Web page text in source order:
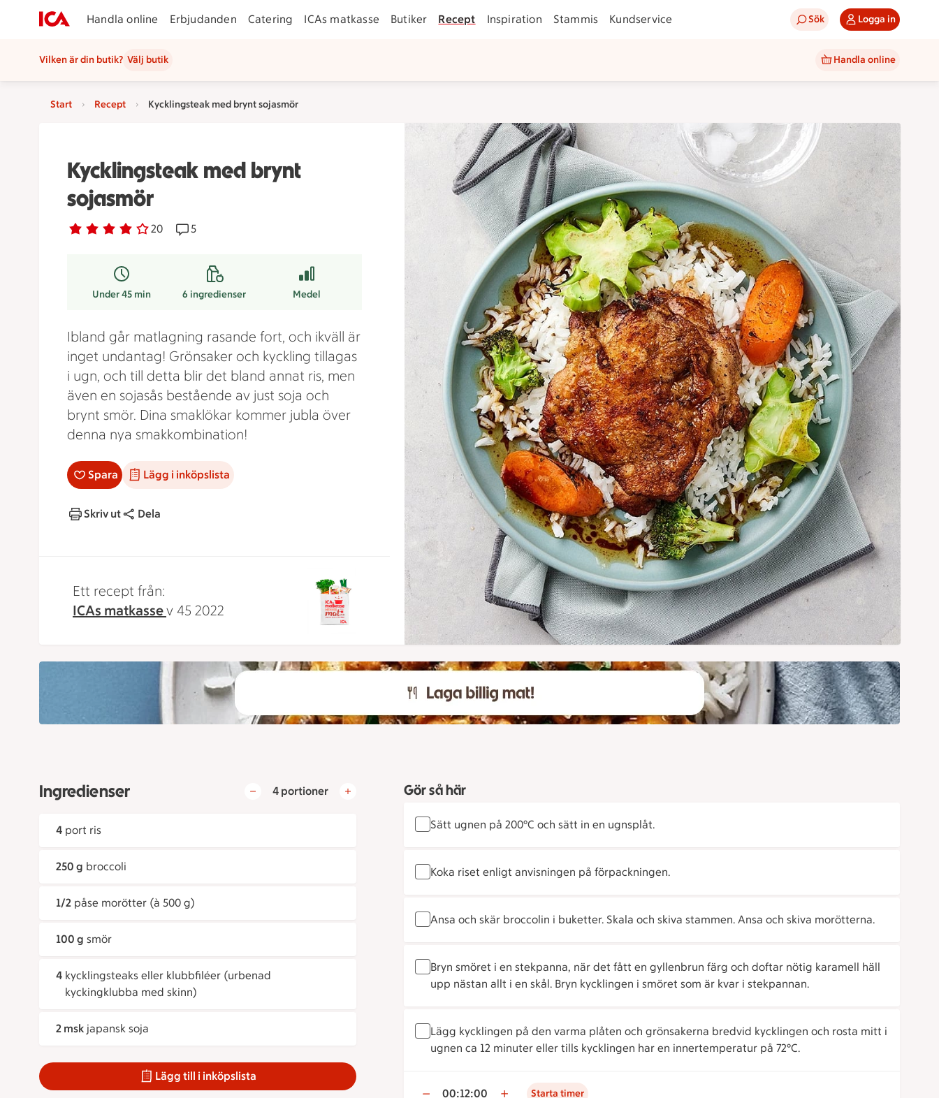
Handla online Erbjudanden Catering ICAs matkasse Butiker Recept Inspiration Stammis Kundservice Sök Logga in
Vilken är din butik? Välj butik Handla online
Start Recept Kycklingsteak med brynt sojasmör
Kycklingsteak med brynt
sojasmör
Betyg 3.8 av 5. 20
20 personer har röstatReceptet har 5 kommentarer
5
Under 45 min 6ingredienser Medel
Ibland går matlagning rasande fort, och ikväll är
inget undantag! Grönsaker och kyckling tillagas
i ugn, och till detta blir det bland annat ris, men
även en sojasås bestående av just soja och
brynt smör. Dina smaklökar kommer jubla över
denna nya smakkombination!
Spara Lägg i inköpslista
Skriv ut Dela
Ett recept från:
ICAs matkassev 45 2022
Ingredienser 4 portioner
4 port ris
250 g broccoli
1/2 påse morötter (à 500 g)
100 g smör
4 kycklingsteaks eller klubbfiléer (urbenad
kyckingklubba med skinn)
2 msk japansk soja
Lägg till i inköpslista
Gör så här
Sätt ugnen på 200°C och sätt in en ugnsplåt.
Koka riset enligt anvisningen på förpackningen.
Ansa och skär broccolin i buketter. Skala och skiva stammen. Ansa och skiva morötterna.
Bryn smöret i en stekpanna, när det fått en gyllenbrun färg och doftar nötig karamell häll
upp nästan allt i en skål. Bryn kycklingen i smöret som är kvar i stekpannan.
Lägg kycklingen på den varma plåten och grönsakerna bredvid kycklingen och rosta mitt i
ugnen ca 12 minuter eller tills kycklingen har en innertemperatur på 72°C.
00:12:00 Starta timer